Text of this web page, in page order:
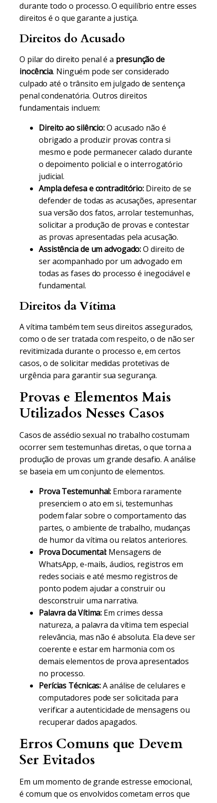
durante todo o processo. O equilíbrio entre esses
direitos é o que garante a justiça.
Direitos do Acusado
O pilar do direito penal é a presunção de
inocência. Ninguém pode ser considerado
culpado até o trânsito em julgado de sentença
penal condenatória. Outros direitos
fundamentais incluem:
Direito ao silêncio:O acusado não é
obrigado a produzir provas contra si
mesmo e pode permanecer calado durante
o depoimento policial e o interrogatório
judicial.
Ampla defesa e contraditório: Direito de se
defender de todas as acusações, apresentar
sua versão dos fatos, arrolar testemunhas,
solicitar a produção de provas e contestar
as provas apresentadas pela acusação.
Assistência de um advogado:O direito de
ser acompanhado por um advogado em
todas as fases do processo é inegociável e
fundamental.
Direitos da Vítima
A vítima também tem seus direitos assegurados,
como o de ser tratada com respeito, o de não ser
revitimizada durante o processo e, em certos
casos, o de solicitar medidas protetivas de
urgência para garantir sua segurança.
Provas e Elementos Mais
Utilizados Nesses Casos
Casos de assédio sexual no trabalho costumam
ocorrer sem testemunhas diretas, o que torna a
produção de provas um grande desafio. A análise
se baseia em um conjunto de elementos.
Prova Testemunhal: Embora raramente
presenciem o ato em si, testemunhas
podem falar sobre o comportamento das
partes, o ambiente de trabalho, mudanças
de humor da vítima ou relatos anteriores.
Prova Documental: Mensagens de
WhatsApp, e-mails, áudios, registros em
redes sociais e até mesmo registros de
ponto podem ajudar a construir ou
desconstruir uma narrativa.
Palavra da Vítima: Em crimes dessa
natureza, a palavra da vítima tem especial
relevância, mas não é absoluta. Ela deve ser
coerente e estar em harmonia com os
demais elementos de prova apresentados
no processo.
Perícias Técnicas:A análise de celulares e
computadores pode ser solicitada para
verificar a autenticidade de mensagens ou
recuperar dados apagados.
Erros Comuns que Devem
Ser Evitados
Em um momento de grande estresse emocional,
é comum que os envolvidos cometam erros que